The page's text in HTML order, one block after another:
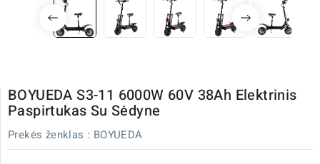
BOYUEDA S3-11 6000W 60V 38Ah Elektrinis
Paspirtukas Su Sėdyne
Prekės ženklas : BOYUEDA